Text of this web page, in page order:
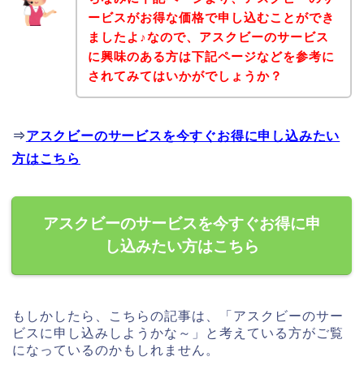
ービスがお得な価格で申し込むことができ
ましたよ♪なので、アスクビーのサービス
に興味のある方は下記ページなどを参考に
されてみてはいかがでしょうか？
⇒アスクビーのサービスを今すぐお得に申し込みたい
方はこちら
アスクビーのサービスを今すぐお得に申
し込みたい方はこちら
もしかしたら、こちらの記事は、「アスクビーのサー
ビスに申し込みしようかな～」と考えている方がご覧
になっているのかもしれません。